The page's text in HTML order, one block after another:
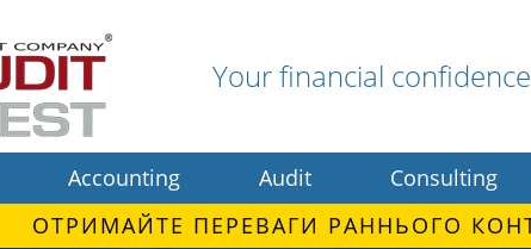
Your financial
Accounting Audit Consulting
ОТРИМАЙТЕ ПЕРЕВАГИ РАННЬОГО